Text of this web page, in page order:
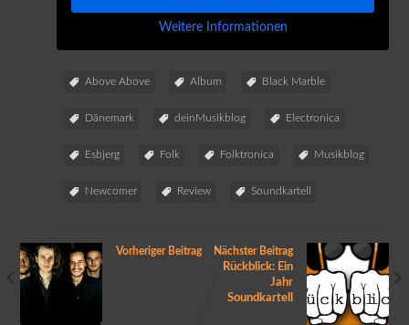
Weitere Informationen
Above Above Album Black Marble
Dänemark deinMusikblog Electronica
Esbjerg Folk Folktronica Musikblog
Newcomer Review Soundkartell
Vorheriger Beitrag Nächster Beitrag
Rückblick: Ein
Jahr
Soundkartell